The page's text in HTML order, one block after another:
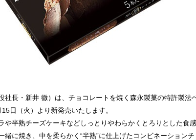
長・新井 徹）は、チョコレートを焼く森永製菓の特許製法
日（火）より新発売いたします。
半熟チーズケーキなどしっとりやわらかくとろりとした食
に焼き、中を柔らかく“半熟”に仕上げたコンビネーション